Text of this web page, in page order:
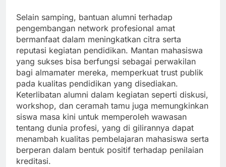
Selain samping, bantuan alumni terhadap
pengembangan network profesional amat
bermanfaat dalam meningkatkan citra serta
reputasi kegiatan pendidikan. Mantan mahasiswa
yang sukses bisa berfungsi sebagai perwakilan
bagi almamater mereka, memperkuat trust publik
pada kualitas pendidikan yang disediakan.
Keterlibatan alumni dalam kegiatan seperti diskusi,
workshop, dan ceramah tamu juga memungkinkan
siswa masa kini untuk memperoleh wawasan
tentang dunia profesi, yang di gilirannya dapat
menambah kualitas pembelajaran mahasiswa serta
berperan dalam bentuk positif terhadap penilaian
kreditasi.